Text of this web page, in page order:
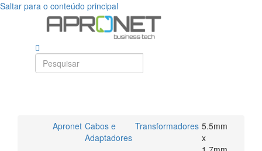
Saltar para o conteúdo principal
Apronet Cabos e
Adaptadores
Transformadores 5.5mm
x